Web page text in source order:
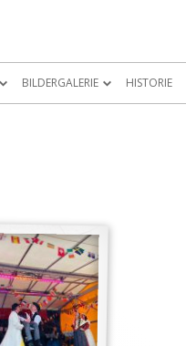
BILDERGALERIE HISTORIE